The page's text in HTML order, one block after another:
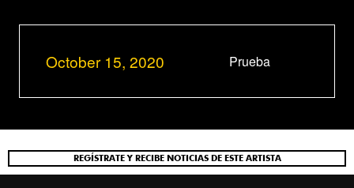
October 15, 2020 Prueba
REGÍSTRATE Y RECIBE NOTICIAS DE ESTE ARTISTA